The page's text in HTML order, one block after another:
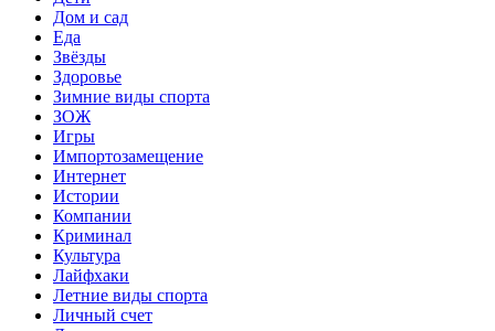
Дом и сад
Еда
Звёзды
Здоровье
Зимние виды спорта
ЗОЖ
Игры
Импортозамещение
Интернет
Истории
Компании
Криминал
Культура
Лайфхаки
Летние виды спорта
Личный счет